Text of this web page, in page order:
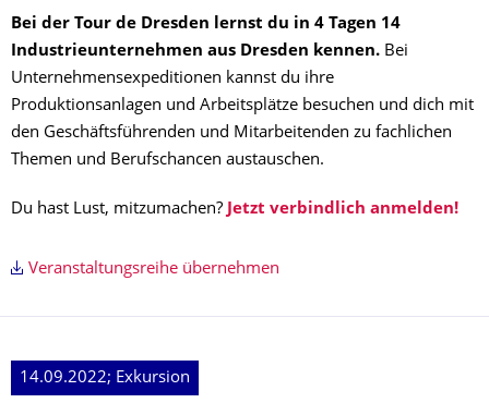
Bei der Tour de Dresden lernst du in 4 Tagen 14
Industrieunternehmen aus Dresden kennen. Bei
Unternehmensexpeditionen kannst du ihre
Produktionsanlagen und Arbeitsplätze besuchen und dich mit
den Geschäftsführenden und Mitarbeitenden zu fachlichen
Themen und Berufschancen austauschen.
Du hast Lust, mitzumachen? Jetzt verbindlich anmelden!
Veranstaltungsreihe übernehmen
14.09.2022; Exkursion